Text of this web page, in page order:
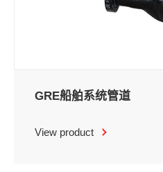
GRE船舶系统管道
View product